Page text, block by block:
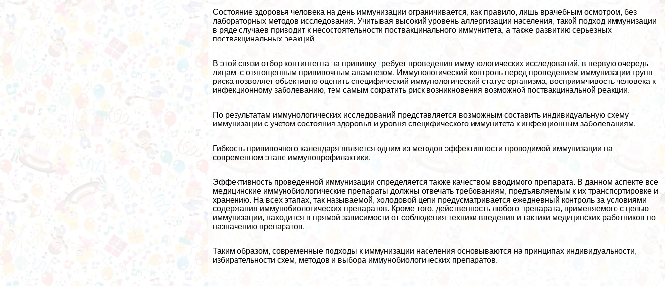
Состояние здоровья человека на день иммунизации ограничивается, как правило, лишь врачебным осмотром, без
лабораторных методов исследования. Учитывая высокий уровень аллергизации населения, такой подход иммунизации
в ряде случаев приводит к несостоятельности поствакцинального иммунитета, а также развитию серьезных
поствакцинальных реакций.
В этой связи отбор контингента на прививку требует проведения иммунологических исследований, в первую очередь
лицам, с отягощенным прививочным анамнезом. Иммунологический контроль перед проведением иммунизации групп
риска позволяет объективно оценить специфический иммунологический статус организма, восприимчивость человека к
инфекционному заболеванию, тем самым сократить риск возникновения возможной поствакцинальной реакции.
По результатам иммунологических исследований представляется возможным составить индивидуальную схему
иммунизации с учетом состояния здоровья и уровня специфического иммунитета к инфекционным заболеваниям.
Гибкость прививочного календаря является одним из методов эффективности проводимой иммунизации на
современном этапе иммунопрофилактики.
Эффективность проведенной иммунизации определяется также качеством вводимого препарата. В данном аспекте все
медицинские иммунобиологические препараты должны отвечать требованиям, предъявляемым к их трaнcпортировке и
хранению. На всех этапах, так называемой, холодовой цепи предусматривается ежедневный контроль за условиями
содержания иммунобиологических препаратов. Кроме того, действенность любого препарата, применяемого с целью
иммунизации, находится в прямой зависимости от соблюдения техники введения и тактики медицинских работников по
назначению препаратов.
Таким образом, современные подходы к иммунизации населения основываются на принципах индивидуальности,
избирательности схем, методов и выбора иммунобиологических препаратов.